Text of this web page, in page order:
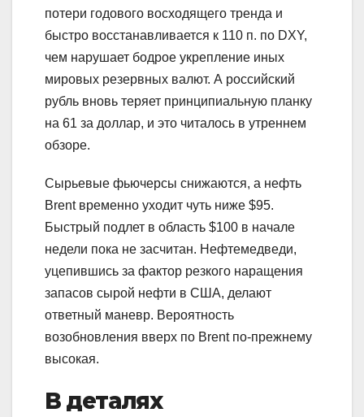
потери годового восходящего тренда и
быстро восстанавливается к 110 п. по DXY,
чем нарушает бодрое укрепление иных
мировых резервных валют. А российский
рубль вновь теряет принципиальную планку
на 61 за доллар, и это читалось в утреннем
обзоре.
Сырьевые фьючерсы снижаются, а нефть
Brent временно уходит чуть ниже $95.
Быстрый подлет в область $100 в начале
недели пока не засчитан. Нефтемедведи,
уцепившись за фактор резкого наращения
запасов сырой нефти в США, делают
ответный маневр. Вероятность
возобновления вверх по Brent по-прежнему
высокая.
В деталях